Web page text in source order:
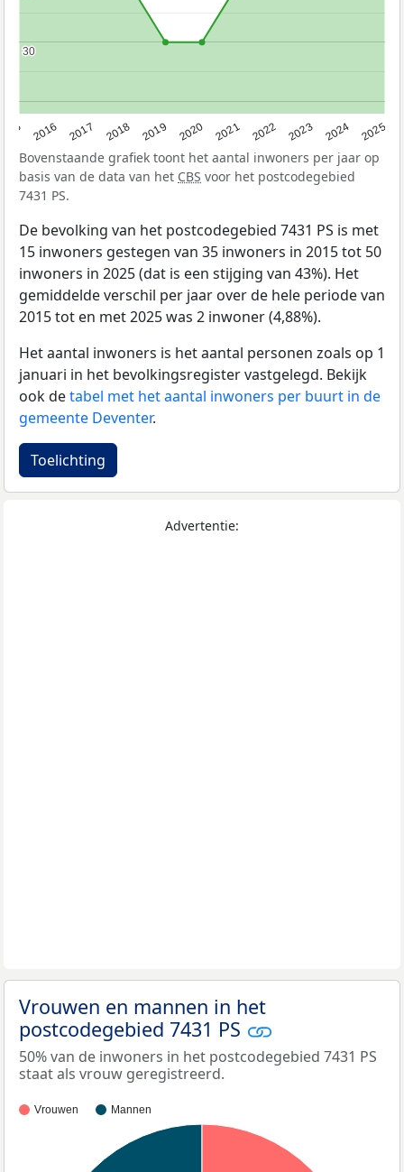
2016 2017 2018 2019 2020 2021 2022 2023 2024 2025
30
30
Bovenstaande grafiek toont het aantal inwoners per jaar op
basis van de data van het CBS voor het postcodegebied
7431 PS.
De bevolking van het postcodegebied 7431 PS is met
15 inwoners gestegen van 35 inwoners in 2015 tot 50
inwoners in 2025 (dat is een stijging van 43%). Het
gemiddelde verschil per jaar over de hele periode van
2015 tot en met 2025 was 2 inwoner (4,88%).
Het aantal inwoners is het aantal personen zoals op 1
januari in het bevolkingsregister vastgelegd. Bekijk
ook detabel met het aantal inwoners per buurt in de
gemeente Deventer.
Toelichting
Advertentie:
Vrouwen en mannen in het
postcodegebied 7431 PS
50% van de inwoners in het postcodegebied 7431 PS
staat als vrouw geregistreerd.
Vrouwen Mannen